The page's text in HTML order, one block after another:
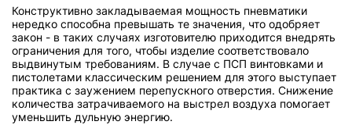
Конструктивно закладываемая мощность пневматики
нередко способна превышать те значения, что одобряет
закон - в таких случаях изготовителю приходится внедрять
ограничения для того, чтобы изделие соответствовало
выдвинутым требованиям. В случае с ПСП винтовками и
пистолетами классическим решением для этого выступает
практика с заужением перепускного отверстия. Снижение
количества затрачиваемого на выстрел воздуха помогает
уменьшить дульную энергию.